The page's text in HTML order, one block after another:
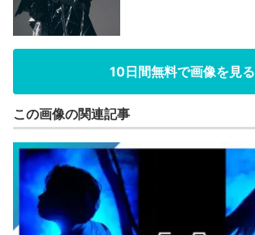
10日間無料で画像を見る
この画像の関連記事